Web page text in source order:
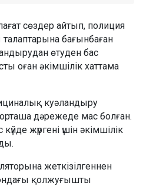
сөздер айтып, полиция
бағынбаған
өтуден бас
оған әкімшілік хаттама
куәландыру
дәрежеде мас болған.
жүргені үшін әкімшілік
жеткізілгеннен
қолжуғышты